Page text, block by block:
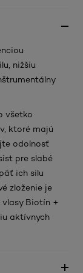
nižšiu
všetko
ktoré majú
odolnosť
pre slabé
ich silu
zloženie je
vlasy Biotín +
aktívnych